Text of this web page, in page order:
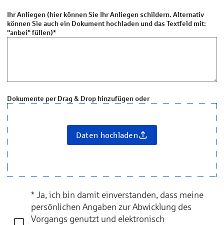
Ihr Anliegen (hier können Sie Ihr Anliegen schildern. Alternativ
können Sie auch ein Dokument hochladen und das Textfeld mit:
"anbei" füllen)*
Dokumente per Drag & Drop hinzufügen oder
Daten hochladen
* Ja, ich bin damit einverstanden, dass meine
persönlichen Angaben zur Abwicklung des
Vorgangs genutzt und elektronisch